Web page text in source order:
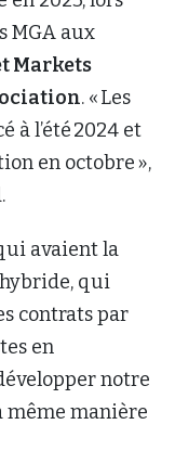
MGA aux
Markets
. « Les
à l’été 2024 et
en octobre »,
avaient la
qui
contrats par
en
notre
même manière